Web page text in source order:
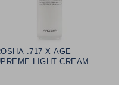
.717 X AGE
LIGHT CREAM